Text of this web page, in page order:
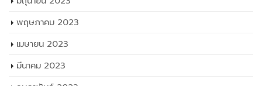
ตุลาคม 2023
กันยายน 2023
สิงหาคม 2023
กรกฎาคม 2023